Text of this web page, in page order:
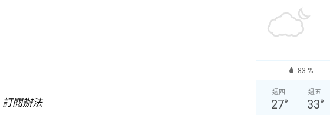
訂閱辦法
83 %
週四
27°
週五
33°